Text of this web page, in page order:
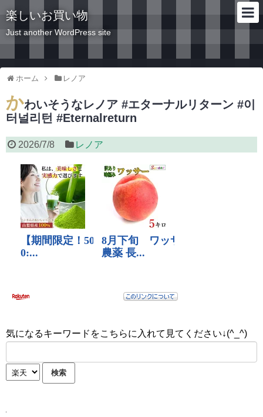
楽しいお買い物
Just another WordPress site
ホーム レノア
かわいそうなレノア #エターナルリターン #이
터널리턴 #Eternalreturn
2026/7/8 レノア
気になるキーワードをこちらに入れて見てください↓(^_^)